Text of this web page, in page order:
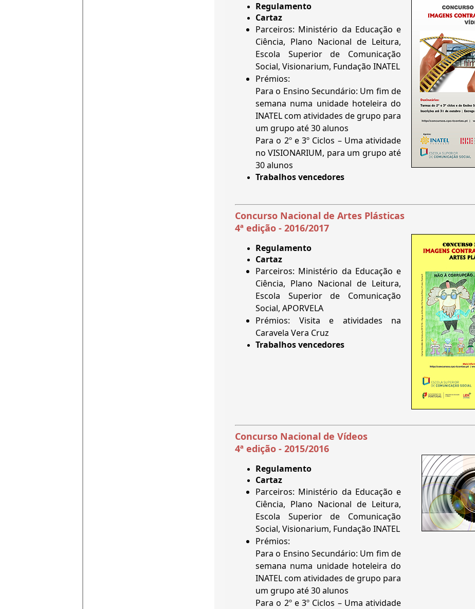
Regulamento
Cartaz
Parceiros: Ministério da Educação e
Ciência, Plano Nacional de Leitura,
Escola Superior de Comunicação
Social, Visionarium, Fundação INATEL
Prémios:
Para o Ensino Secundário: Um fim de
semana numa unidade hoteleira do
INATEL com atividades de grupo para
um grupo até 30 alunos
Para o 2º e 3º Ciclos – Uma atividade
no VISIONARIUM, para um grupo até
30 alunos
Trabalhos vencedores
Concurso Nacional de Artes Plásticas
4ª edição - 2016/2017
Regulamento
Cartaz
Parceiros: Ministério da Educação e
Ciência, Plano Nacional de Leitura,
Escola Superior de Comunicação
Social, APORVELA
Prémios: Visita e atividades na
Caravela Vera Cruz
Trabalhos vencedores
Concurso Nacional de Vídeos
4ª edição - 2015/2016
Regulamento
Cartaz
Parceiros: Ministério da Educação e
Ciência, Plano Nacional de Leitura,
Escola Superior de Comunicação
Social, Visionarium, Fundação INATEL
Prémios:
Para o Ensino Secundário: Um fim de
semana numa unidade hoteleira do
INATEL com atividades de grupo para
um grupo até 30 alunos
Para o 2º e 3º Ciclos – Uma atividade